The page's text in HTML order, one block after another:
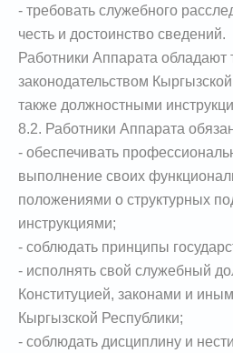
- требовать служебного
честь и достоинство сведений.
Работники Аппарата
законодательством
также должностными
8.2. Работники Аппарата
- обеспечивать
выполнение своих
положениями о структурных
инструкциями;
- соблюдать принципы
- исполнять свой служебный
Конституцией, законами и
Кыргызской Республики;
- соблюдать дисциплину и